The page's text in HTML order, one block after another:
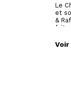
Le
et
&
fait